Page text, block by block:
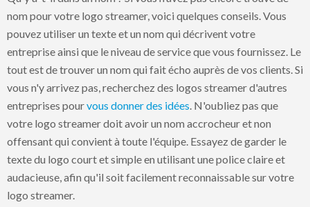
nom pour votre logo streamer, voici quelques conseils. Vous
pouvez utiliser un texte et un nom qui décrivent votre
entreprise ainsi que le niveau de service que vous fournissez. Le
tout est de trouver un nom qui fait écho auprès de vos clients. Si
vous n'y arrivez pas, recherchez des logos streamer d'autres
entreprises pourvous donner des idées . N'oubliez pas que
votre logo streamer doit avoir un nom accrocheur et non
offensant qui convient à toute l'équipe. Essayez de garder le
texte du logo court et simple en utilisant une police claire et
audacieuse, afin qu'il soit facilement reconnaissable sur votre
logo streamer.